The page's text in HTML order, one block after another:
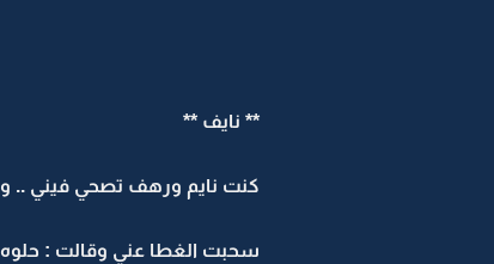
** نايف **
كنت نايم ورهف تصحي فيني ..
سحبت الغطا عني وقالت : حلوه